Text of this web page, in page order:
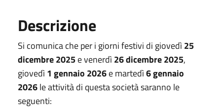
Descrizione
Si comunica che per i giorni festivi di giovedì25
dicembre 2025e venerdì26 dicembre 2025,
giovedì1 gennaio 2026e martedì6 gennaio
2026le attività di questa società saranno le
seguenti: